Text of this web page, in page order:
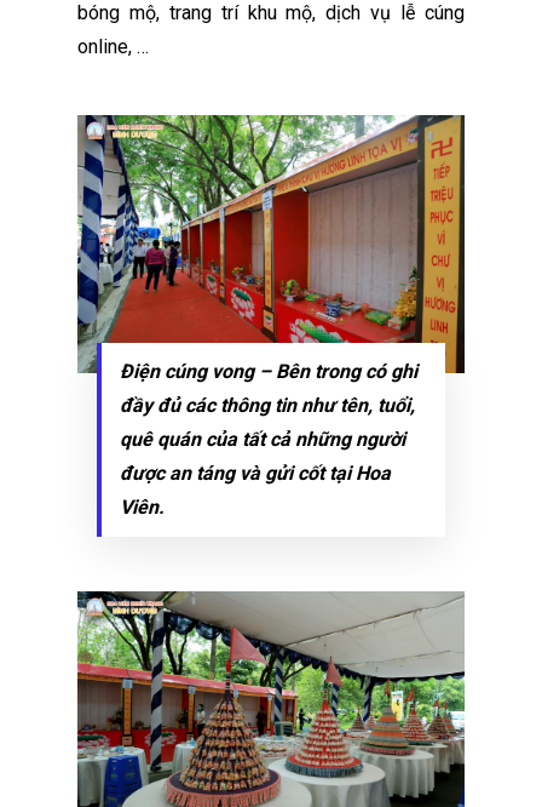
bóng mộ, trang trí khu mộ, dịch vụ lễ cúng
online, …
Điện cúng vong – Bên trong có ghi
đầy đủ các thông tin như tên, tuổi,
quê quán của tất cả những người
được an táng và gửi cốt tại Hoa
Viên.